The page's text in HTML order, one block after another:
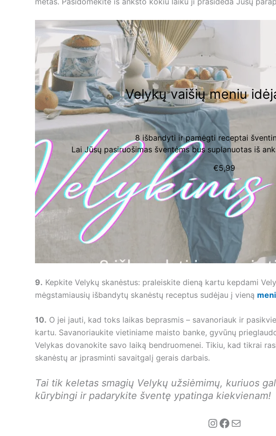
Velykų vaišių meniu
8 išbandyti ir pamėgti receptai
Lai Jūsų pasiruošimas šventėms bus suplanuotas iš
€5,99
Pirkti
9. Kepkite Velykų skanėstus: praleiskite dieną kartu kepdami
mėgstamiausių išbandytų skanėstų receptus sudėjau į vieną
10. O jei jauti, kad toks laikas beprasmis – savanoriauk ir
kartu. Savanoriaukite vietiniame maisto banke, gyvūnų
Velykas dovanokite savo laiką bendruomenei. Tikiu, kad tikrai
skanėstų ar įprasminti savaitgalį gerais darbais.
Tai tik keletas smagių Velykų užsiėmimų, kuriuos
kūrybingi ir padarykite šventę ypatinga kiekvienam!
Instagram
Facebook
Mail